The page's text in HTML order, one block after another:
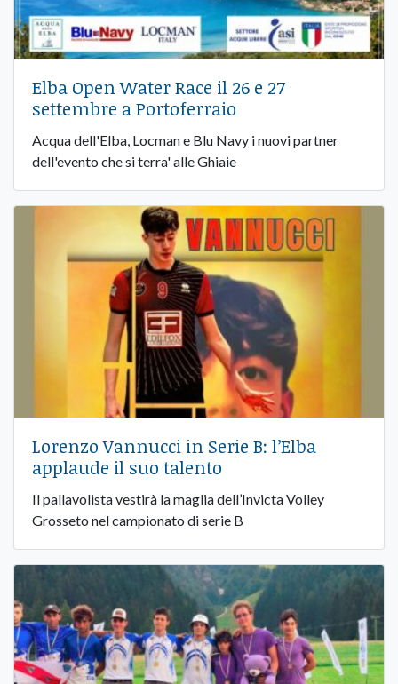
Elba Open Water Race il 26 e 27
settembre a Portoferraio
Acqua dell'Elba, Locman e Blu Navy i nuovi partner
dell'evento che si terra' alle Ghiaie
Lorenzo Vannucci in Serie B: l’Elba
applaude il suo talento
Il pallavolista vestirà la maglia dell’Invicta Volley
Grosseto nel campionato di serie B